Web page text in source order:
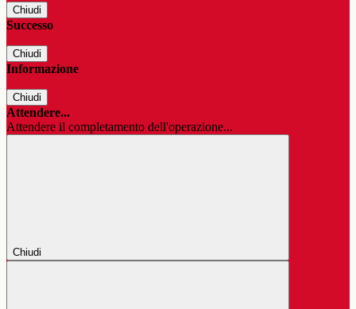
Chiudi
Successo
Chiudi
Informazione
Chiudi
Attendere...
Attendere il completamento dell'operazione...
Chiudi